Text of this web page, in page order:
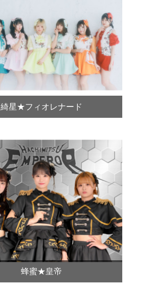
綺星★フィオレナード
蜂蜜★皇帝